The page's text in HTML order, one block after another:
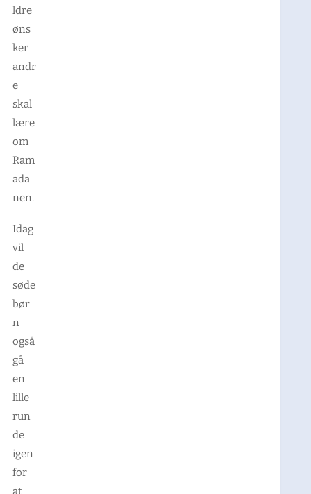
ldre
øns
ker
andr
e
skal
lære
om
Ram
ada
nen.
Idag
vil
de
søde
bør
n
også
gå
en
lille
run
de
igen
for
at